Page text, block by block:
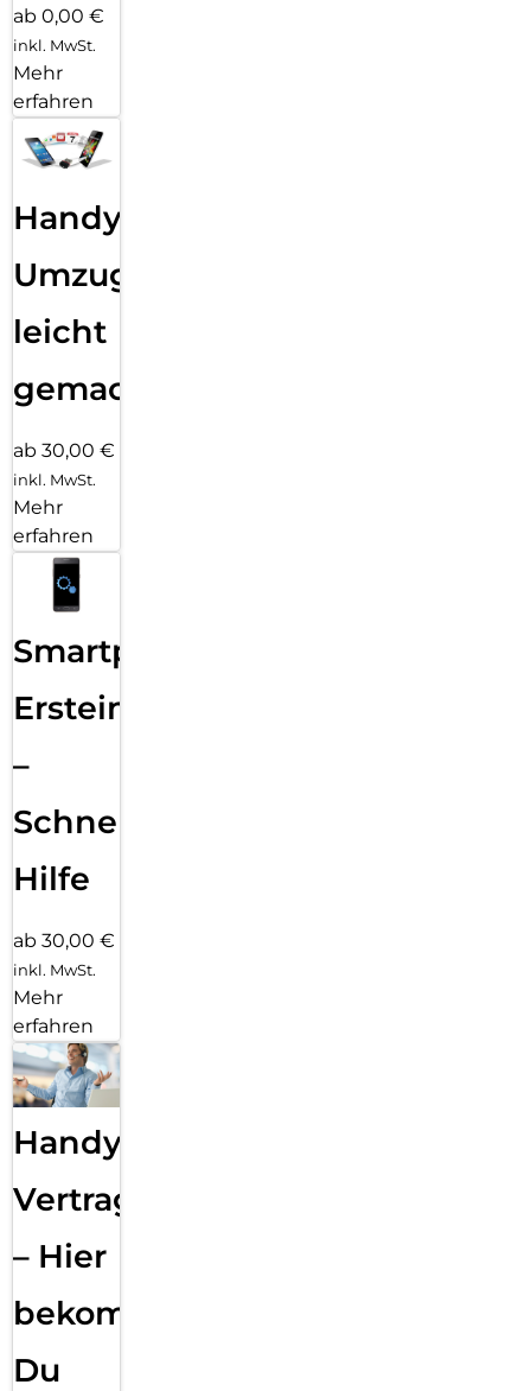
ab 0,00 €
inkl. MwSt.
Mehr
erfahren
Handy
Umzug
leicht
gemacht!
ab 30,00 €
inkl. MwSt.
Mehr
erfahren
Smartphone
Ersteinrichtung
–
Schnelle
Hilfe
ab 30,00 €
inkl. MwSt.
Mehr
erfahren
Handy
Vertragsabwicklung
– Hier
bekommst
Du